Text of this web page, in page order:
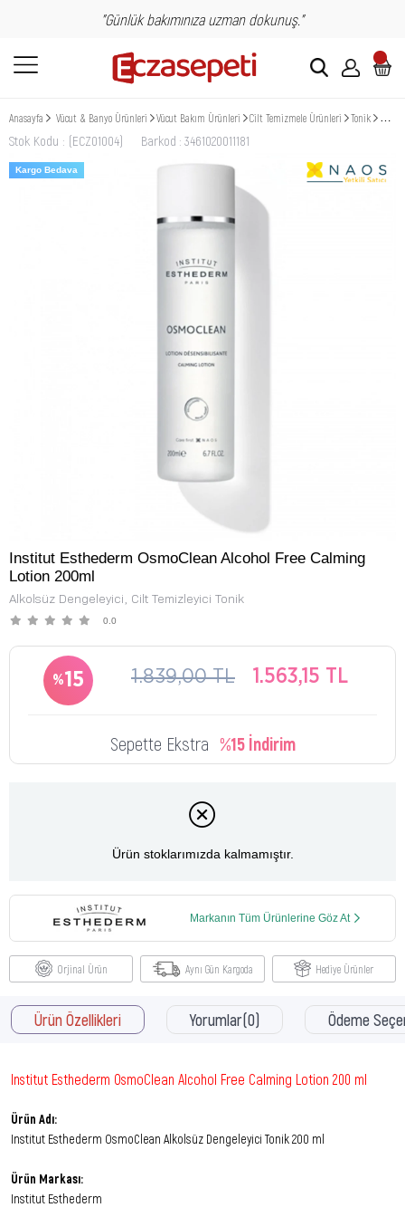
"Günlük bakımınıza uzman dokunuş."
Anasayfa Vücut & Banyo Ürünleri Vücut Bakım Ürünleri Cilt Temizmele Ürünleri Tonik
Stok Kodu (ECZ01004) Barkod : 3461020011181
Kargo Bedava
Institut Esthederm OsmoClean Alcohol Free Calming
Lotion 200ml
Alkolsüz Dengeleyici, Cilt Temizleyici Tonik
0.0
15 1.839,00 TL 1.563,15 TL
Sepette Ekstra %15 İndirim
Ürün stoklarımızda kalmamıştır.
Markanın Tüm Ürünlerine Göz At
Orjinal Ürün Aynı Gün Kargoda Hediye Ürünler
Ürün Özellikleri Yorumlar(0) Ödeme
Institut Esthederm OsmoClean Alcohol Free Calming Lotion 200 ml
Ürün Adı:
Institut Esthederm OsmoClean Alkolsüz Dengeleyici Tonik 200 ml
Ürün Markası:
Institut Esthederm